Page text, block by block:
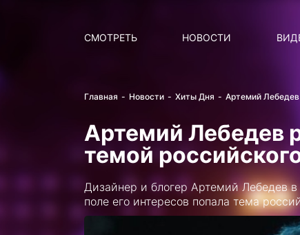
СМОТРЕТЬ НОВОСТИ
Главная Новости Хиты Дня Артемий Лебедев
Артемий Лебедев
темой
Дизайнер и блогер Артемий Лебедев
поле его интересов попала тема